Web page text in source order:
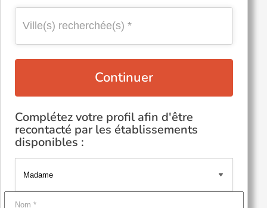
Continuer
Complétez votre profil afin d'être
recontacté par les établissements
disponibles :